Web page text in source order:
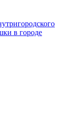
в городе